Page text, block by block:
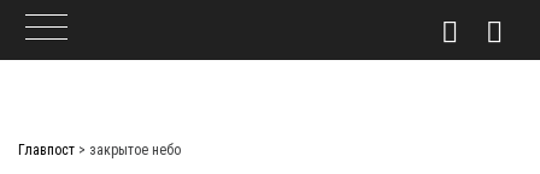
Главпост > закрытое небо